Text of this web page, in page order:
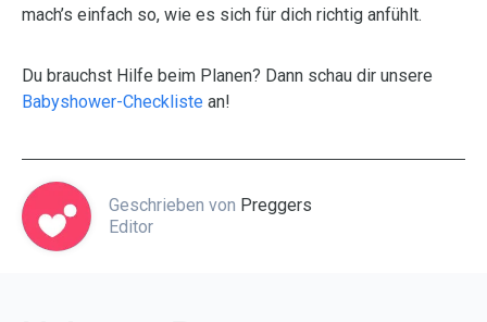
mach’s einfach so, wie es sich für dich richtig anfühlt.
Du brauchst Hilfe beim Planen? Dann schau dir unsere
Babyshower-Checkliste an!
Geschrieben von Preggers
Editor